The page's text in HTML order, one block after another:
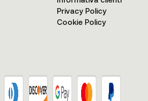
Privacy Policy
Cookie Policy